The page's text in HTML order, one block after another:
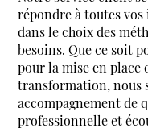
répondre à toutes
dans le choix des
besoins. Que ce soit
pour la mise en place
transformation, nous
accompagnement de
professionnelle et